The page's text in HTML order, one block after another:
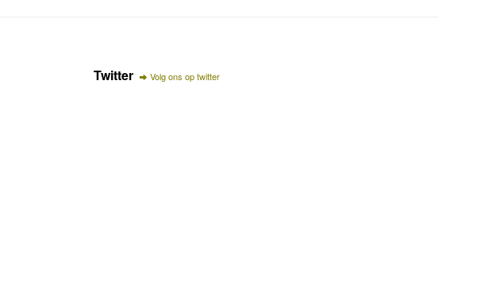
Twitter Volg ons op twitter